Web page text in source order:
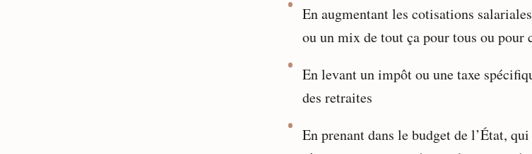
En augmentant les cotisations
ou un mix de tout ça pour tous ou pour
En levant un impôt ou une taxe
des retraites
En prenant dans le budget de l’État,